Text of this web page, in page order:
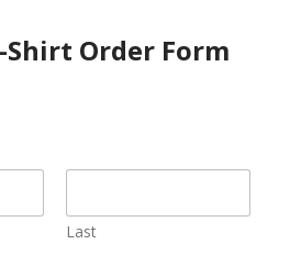
Shirt Order Form
Last